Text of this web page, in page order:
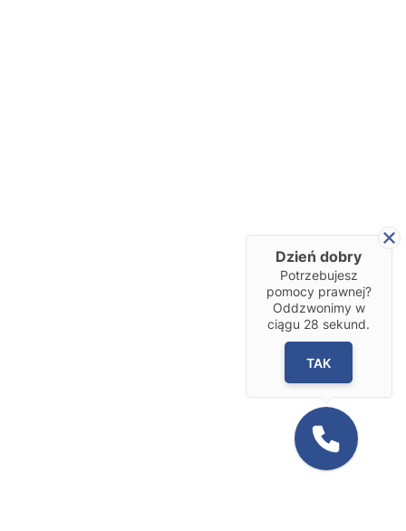
Dzień dobry
Potrzebujesz
pomocy prawnej?
Oddzwonimy w
ciągu 28 sekund.
TAK